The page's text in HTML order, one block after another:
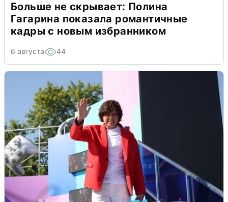
Больше не скрывает: Полина
Гагарина показала романтичные
кадры с новым избранником
6 августа 44